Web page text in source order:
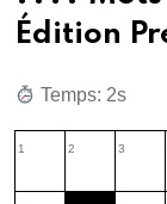
Édition
Temps: 3s
1 2 3